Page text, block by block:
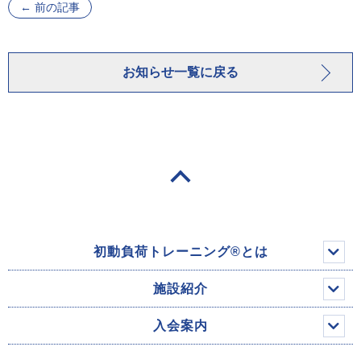
← 前の記事
お知らせ一覧に戻る
初動負荷トレーニング®とは
施設紹介
入会案内